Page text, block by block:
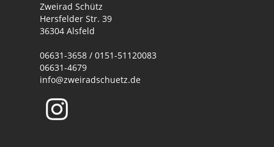
Zweirad Schütz
Hersfelder Str. 39
36304 Alsfeld
06631-3658 / 0151-51120083
06631-4679
info@zweiradschuetz.de